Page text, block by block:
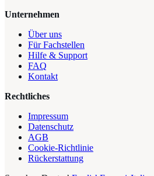
Unternehmen
Über uns
Für Fachstellen
Hilfe & Support
FAQ
Kontakt
Rechtliches
Impressum
Datenschutz
AGB
Cookie-Richtlinie
Rückerstattung